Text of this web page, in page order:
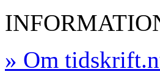
» Om